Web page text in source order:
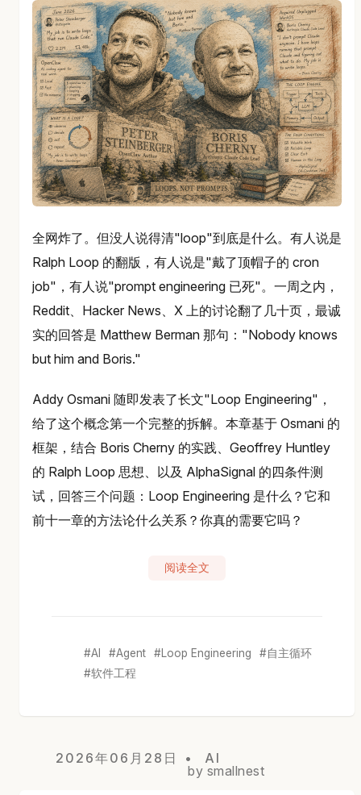
全网炸了。但没人说得清"loop"到底是什么。有人说是
Ralph Loop 的翻版，有人说是"戴了顶帽子的 cron
job"，有人说"prompt engineering 已死"。一周之内，
Reddit、Hacker News、X 上的讨论翻了几十页，最诚
实的回答是 Matthew Berman 那句："Nobody knows
but him and Boris."
Addy Osmani 随即发表了长文"Loop Engineering"，
给了这个概念第一个完整的拆解。本章基于 Osmani 的
框架，结合 Boris Cherny 的实践、Geoffrey Huntley
的 Ralph Loop 思想、以及 AlphaSignal 的四条件测
试，回答三个问题：Loop Engineering 是什么？它和
前十一章的方法论什么关系？你真的需要它吗？
阅读全文
AI Agent Loop Engineering
自主循环
软件工程
2026年06月28日
AI
by smallnest